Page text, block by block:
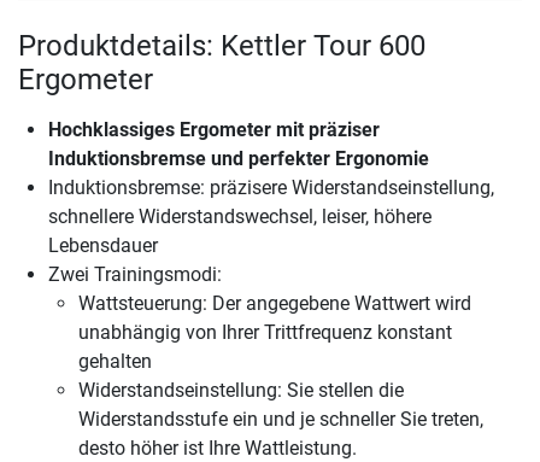
Produktdetails: Kettler Tour 600
Ergometer
Hochklassiges Ergometer mit präziser
Induktionsbremse und perfekter Ergonomie
Induktionsbremse: präzisere Widerstandseinstellung,
schnellere Widerstandswechsel, leiser, höhere
Lebensdauer
Zwei Trainingsmodi:
Wattsteuerung: Der angegebene Wattwert wird
unabhängig von Ihrer Trittfrequenz konstant
gehalten
Widerstandseinstellung: Sie stellen die
Widerstandsstufe ein und je schneller Sie treten,
desto höher ist Ihre Wattleistung.